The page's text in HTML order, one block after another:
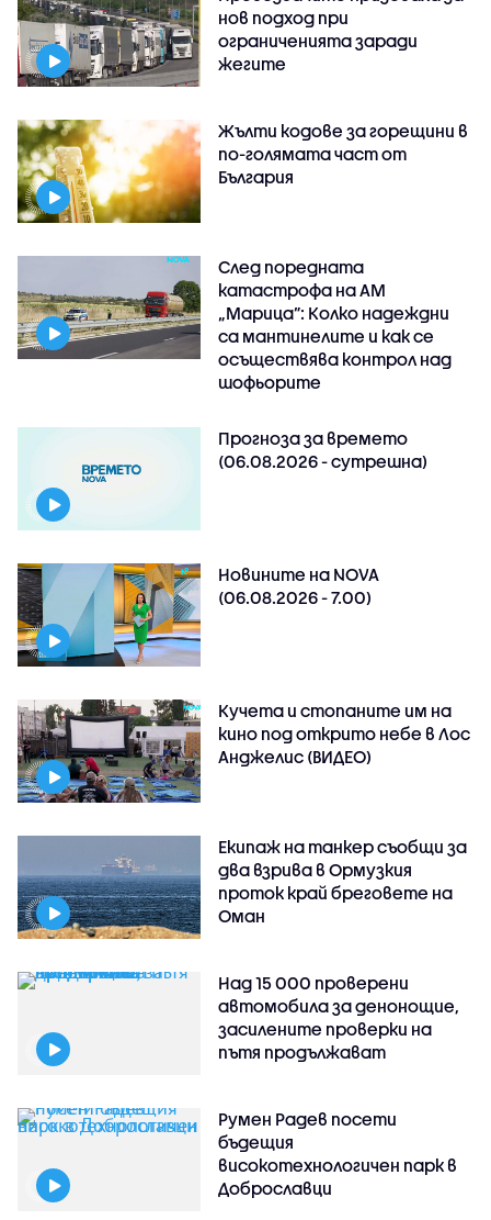
нов подход при
ограниченията заради
жегите
Жълти кодове за горещини в
по-голямата част от
България
След поредната
катастрофа на АМ
„Марица”: Колко надеждни
са мантинелите и как се
осъществява контрол над
шофьорите
Прогноза за времето
(06.08.2026 - сутрешна)
Новините на NOVA
(06.08.2026 - 7.00)
Кучета и стопаните им на
кино под открито небе в Лос
Анджелис (ВИДЕО)
Екипаж на танкер съобщи за
два взрива в Ормузкия
проток край бреговете на
Оман
Над 15 000 проверени
автомобила за денонощие,
засилените проверки на
пътя продължават
Румен Радев посети
бъдещия
високотехнологичен парк в
Доброславци